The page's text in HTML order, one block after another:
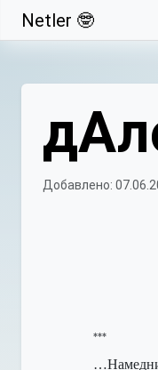
Свернуть
Netler 🤓
Добавлено:
***